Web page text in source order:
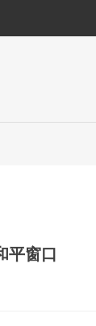
平窗口